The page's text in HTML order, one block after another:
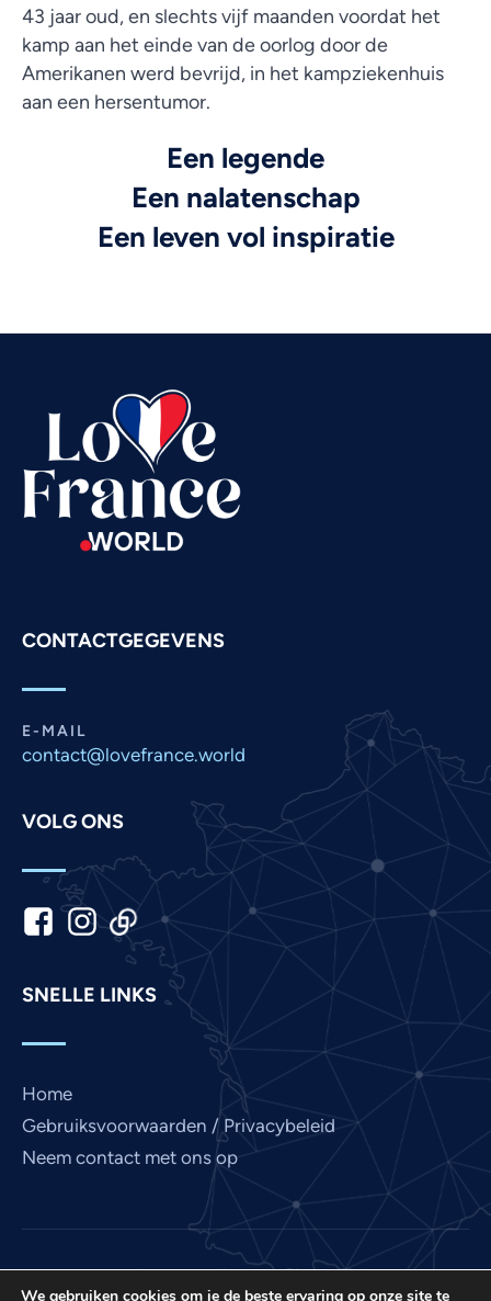
43 jaar oud, en slechts vijf maanden voordat het
kamp aan het einde van de oorlog door de
Amerikanen werd bevrijd, in het kampziekenhuis
aan een hersentumor.
Een legende
Een nalatenschap
Een leven vol inspiratie
CONTACTGEGEVENS
E-MAIL
contact@lovefrance.world
VOLG ONS
SNELLE LINKS
Home
Gebruiksvoorwaarden / Privacybeleid
Neem contact met ons op
Love France is een project van International Prayer
We gebruiken cookies om je de beste ervaring op onze site te
Arabic
French
Japanese
Kannada
Khmer
Malay
Marathi
Nepali
Vietnamese